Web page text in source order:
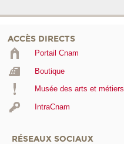
ACCÈS DIRECTS
Portail Cnam
Boutique
Musée des arts et métiers
IntraCnam
RÉSEAUX SOCIAUX